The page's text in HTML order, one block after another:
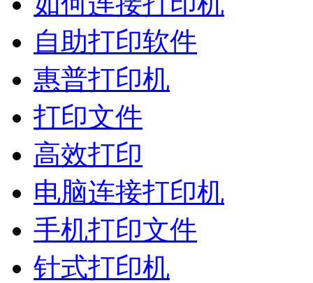
自助打印软件
惠普打印机
打印文件
高效打印
电脑连接打印机
手机打印文件
针式打印机